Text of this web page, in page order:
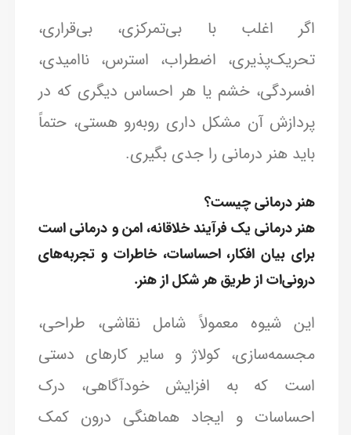
اگر اغلب با بی‌تمرکزی، بی‌قراری،
تحریک‌پذیری، اضطراب، استرس، ناامیدی،
افسردگی، خشم یا هر احساس دیگری که در
پردازش آن مشکل داری روبه‌رو هستی، حتماً
باید هنر درمانی را جدی بگیری.
هنر درمانی چیست؟
هنر درمانی یک فرآیند خلاقانه، امن و درمانی است
برای بیان افکار، احساسات، خاطرات و تجربه‌های
درونی‌ات از طریق هر شکل از هنر.
این شیوه معمولاً شامل نقاشی، طراحی،
مجسمه‌سازی، کولاژ و سایر کارهای دستی
است که به افزایش خودآگاهی، درک
احساسات و ایجاد هماهنگی درون کمک